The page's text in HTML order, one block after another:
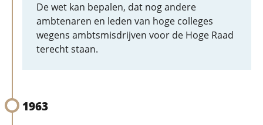
De wet kan bepalen, dat nog andere
ambtenaren en leden van hoge colleges
wegens ambtsmisdrijven voor de Hoge Raad
terecht staan.
1963